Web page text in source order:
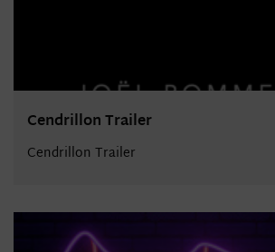
Cendrillon Trailer
Cendrillon Trailer